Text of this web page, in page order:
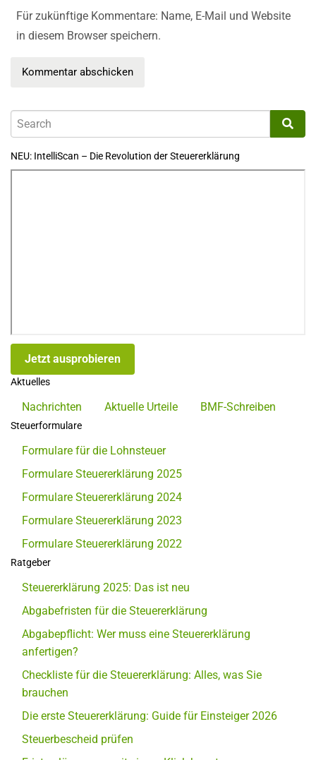
Für zukünftige Kommentare: Name, E-Mail und Website
in diesem Browser speichern.
NEU: IntelliScan – Die Revolution der Steuererklärung
Jetzt ausprobieren
Aktuelles
Nachrichten Aktuelle Urteile BMF-Schreiben
Steuerformulare
Formulare für die Lohnsteuer
Formulare Steuererklärung 2025
Formulare Steuererklärung 2024
Formulare Steuererklärung 2023
Formulare Steuererklärung 2022
Ratgeber
Steuererklärung 2025: Das ist neu
Abgabefristen für die Steuererklärung
Abgabepflicht: Wer muss eine Steuererklärung
anfertigen?
Checkliste für die Steuererklärung: Alles, was Sie
brauchen
Die erste Steuererklärung: Guide für Einsteiger 2026
Steuerbescheid prüfen